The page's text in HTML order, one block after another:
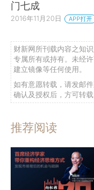
门七成
2016年11月20日 APP打开
财新网所刊载内容之知
专属所有或持有。未经
建立镜像等任何使用。
如有意愿转载，请发邮
确认及授权后，方可转载
推荐阅读